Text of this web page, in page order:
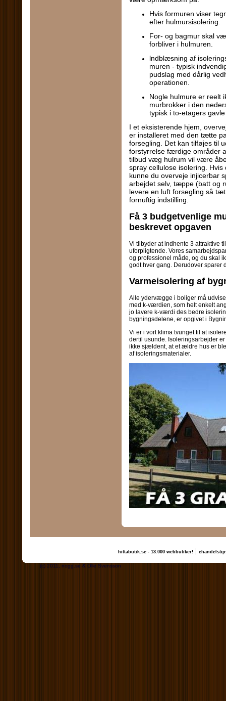
Hvis formuren viser
efter hulmursisolering.
For- og bagmur skal
forbliver i hulmuren.
lndblæsning af
muren - typisk
pudslag med dårlig
operationen.
Nogle hulmure er reelt
murbrokker i den
typisk i to-etagers
I et eksisterende hjem,
er installeret med den tætte
forsegling. Det kan tilføjes til
forstyrrelse færdige områder
tilbud væg hulrum vil være
spray cellulose isolering.
kunne du overveje injicerbar
arbejdet selv, tæppe (batt og
levere en luft forsegling så
fornuftig indstilling.
Få 3 budgetvenlige
beskrevet opgaven
Vi tilbyder at indhente 3 attraktive
uforpligtende. Vores
og professionel måde, og du skal
godt hver gang. Derudover sparer
Varmeisolering af
Alle ydervægge i boliger må
med k-værdien, som helt enkelt
jo lavere k-værdi des bedre
bygningsdelene, er opgivet i
Vi er i vort klima tvunget til at
dertil usunde. Isoleringsarbejder
ikke sjældent, at et ældre hus er
af isoleringsmaterialer.
hittabutik.se - 13.000 webbutiker!|
(c) 2011, nogg.se & Olle Svensson